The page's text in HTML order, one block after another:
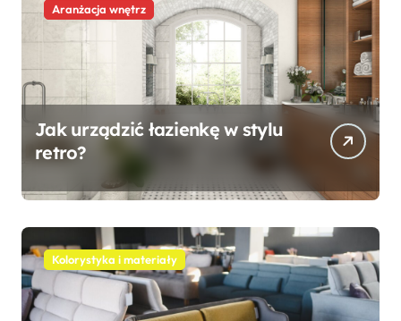
Aranżacja wnętrz
Jak urządzić łazienkę w stylu
retro?
Kolorystyka i materiały